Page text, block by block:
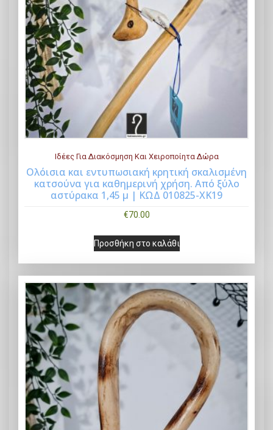
Buy Now
Ιδέες Για Διακόσμηση Και Χειροποίητα Δώρα
Ολόισια και εντυπωσιακή κρητική σκαλισμένη
κατσούνα για καθημερινή χρήση. Από ξύλο
αστύρακα 1,45 μ | ΚΩΔ 010825-ΧΚ19
€70.00
Προσθήκη στο καλάθι